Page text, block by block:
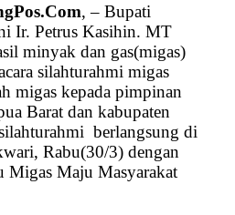
, – Bupati
Ir. Petrus Kasihin. MT
minyak dan gas(migas)
silahturahmi migas
migas kepada pimpinan
Barat dan kabupaten
berlangsung di
Rabu(30/3) dengan
Migas Maju Masyarakat